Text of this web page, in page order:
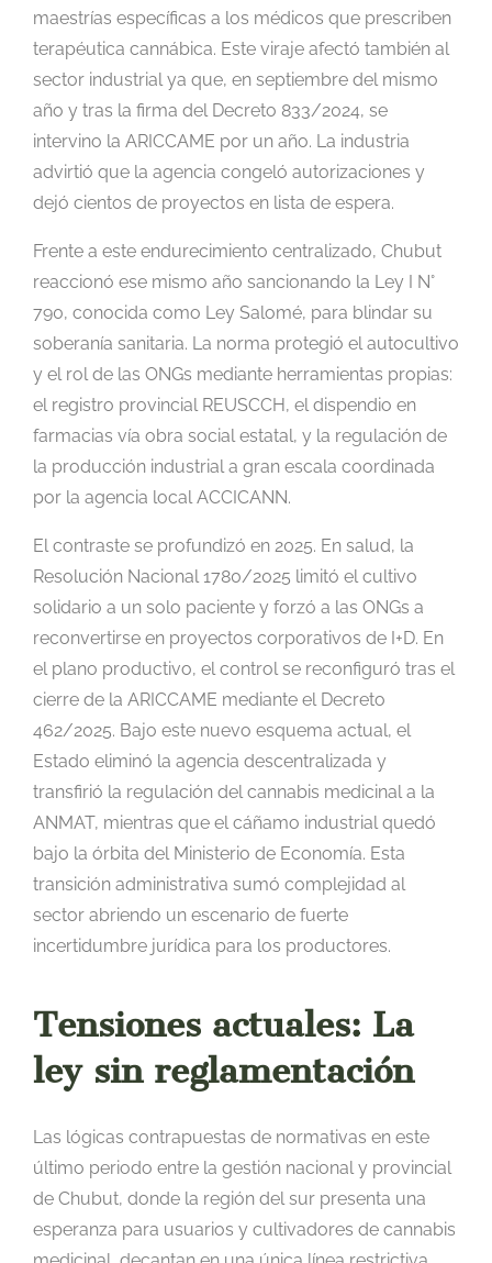
maestrías específicas a los médicos que prescriben
terapéutica cannábica. Este viraje afectó también al
sector industrial ya que, en septiembre del mismo
año y tras la firma del Decreto 833/2024, se
intervino la ARICCAME por un año. La industria
advirtió que la agencia congeló autorizaciones y
dejó cientos de proyectos en lista de espera.
Frente a este endurecimiento centralizado, Chubut
reaccionó ese mismo año sancionando la Ley I N°
790, conocida como Ley Salomé, para blindar su
soberanía sanitaria. La norma protegió el autocultivo
y el rol de las ONGs mediante herramientas propias:
el registro provincial REUSCCH, el dispendio en
farmacias vía obra social estatal, y la regulación de
la producción industrial a gran escala coordinada
por la agencia local ACCICANN.
El contraste se profundizó en 2025. En salud, la
Resolución Nacional 1780/2025 limitó el cultivo
solidario a un solo paciente y forzó a las ONGs a
reconvertirse en proyectos corporativos de I+D. En
el plano productivo, el control se reconfiguró tras el
cierre de la ARICCAME mediante el Decreto
462/2025. Bajo este nuevo esquema actual, el
Estado eliminó la agencia descentralizada y
transfirió la regulación del cannabis medicinal a la
ANMAT, mientras que el cáñamo industrial quedó
bajo la órbita del Ministerio de Economía. Esta
transición administrativa sumó complejidad al
sector abriendo un escenario de fuerte
incertidumbre jurídica para los productores.
Tensiones actuales: La
ley sin reglamentación
Las lógicas contrapuestas de normativas en este
último periodo entre la gestión nacional y provincial
de Chubut, donde la región del sur presenta una
esperanza para usuarios y cultivadores de cannabis